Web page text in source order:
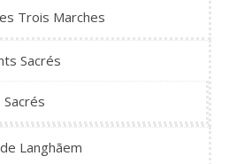
Trois Marches
Sacrés
Langhãem